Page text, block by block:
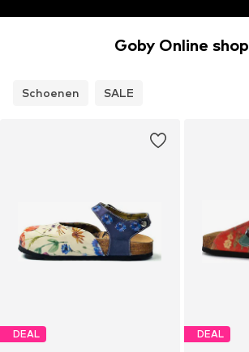
Goby Online shop
Schoenen SALE
DEAL DEAL